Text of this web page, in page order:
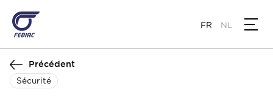
contenu
principal
FR NL
Précédent
Sécurité